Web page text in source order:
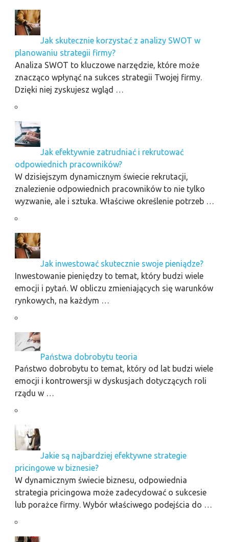
Jak skutecznie korzystać z analizy SWOT w
planowaniu strategii firmy?
Analiza SWOT to kluczowe narzędzie, które może
znacząco wpłynąć na sukces strategii Twojej firmy.
Dzięki niej zyskujesz wgląd …
Jak efektywnie zatrudniać i rekrutować
odpowiednich pracowników?
W dzisiejszym dynamicznym świecie rekrutacji,
znalezienie odpowiednich pracowników to nie tylko
wyzwanie, ale i sztuka. Właściwe określenie potrzeb …
Jak inwestować skutecznie swoje pieniądze?
Inwestowanie pieniędzy to temat, który budzi wiele
emocji i pytań. W obliczu zmieniających się warunków
rynkowych, na każdym …
Państwa dobrobytu teoria
Państwo dobrobytu to temat, który od lat budzi wiele
emocji i kontrowersji w dyskusjach dotyczących roli
rządu w …
Jakie są najbardziej efektywne strategie
pricingowe w biznesie?
W dynamicznym świecie biznesu, odpowiednia
strategia pricingowa może zadecydować o sukcesie
lub porażce firmy. Wybór właściwego podejścia do …